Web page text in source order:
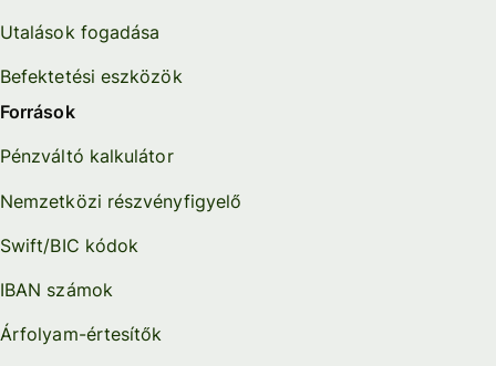
Utalások fogadása
Befektetési eszközök
Források
Pénzváltó kalkulátor
Nemzetközi részvényfigyelő
Swift/BIC kódok
IBAN számok
Árfolyam-értesítők